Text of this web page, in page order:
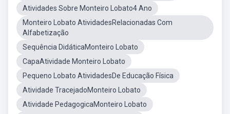
Atividades Sobre Monteiro Lobato4 Ano
Monteiro Lobato AtividadesRelacionadas Com
Alfabetização
Sequência DidáticaMonteiro Lobato
CapaAtividade Monteiro Lobato
Pequeno Lobato AtividadesDe Educação Física
Atividade TracejadoMonteiro Lobato
Atividade PedagogicaMonteiro Lobato